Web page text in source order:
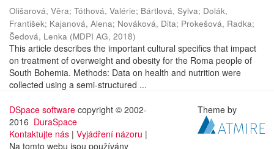
Olišarová, Věra; Tóthová, Valérie; Bártlová, Sylva; Dolák,
František; Kajanová, Alena; Nováková, Dita; Prokešová, Radka;
Šedová, Lenka (MDPI AG, 2018)
This article describes the important cultural specifics that impact
on treatment of overweight and obesity for the Roma people of
South Bohemia. Methods: Data on health and nutrition were
collected using a semi-structured ...
DSpace software copyright © 2002-
2016 DuraSpace
Kontaktujte nás | Vyjádření názoru |
Na tomto webu jsou používány
Theme by